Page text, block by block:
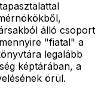
álló csoport
"fiatal" a
legalább
képtárában, a
örül.